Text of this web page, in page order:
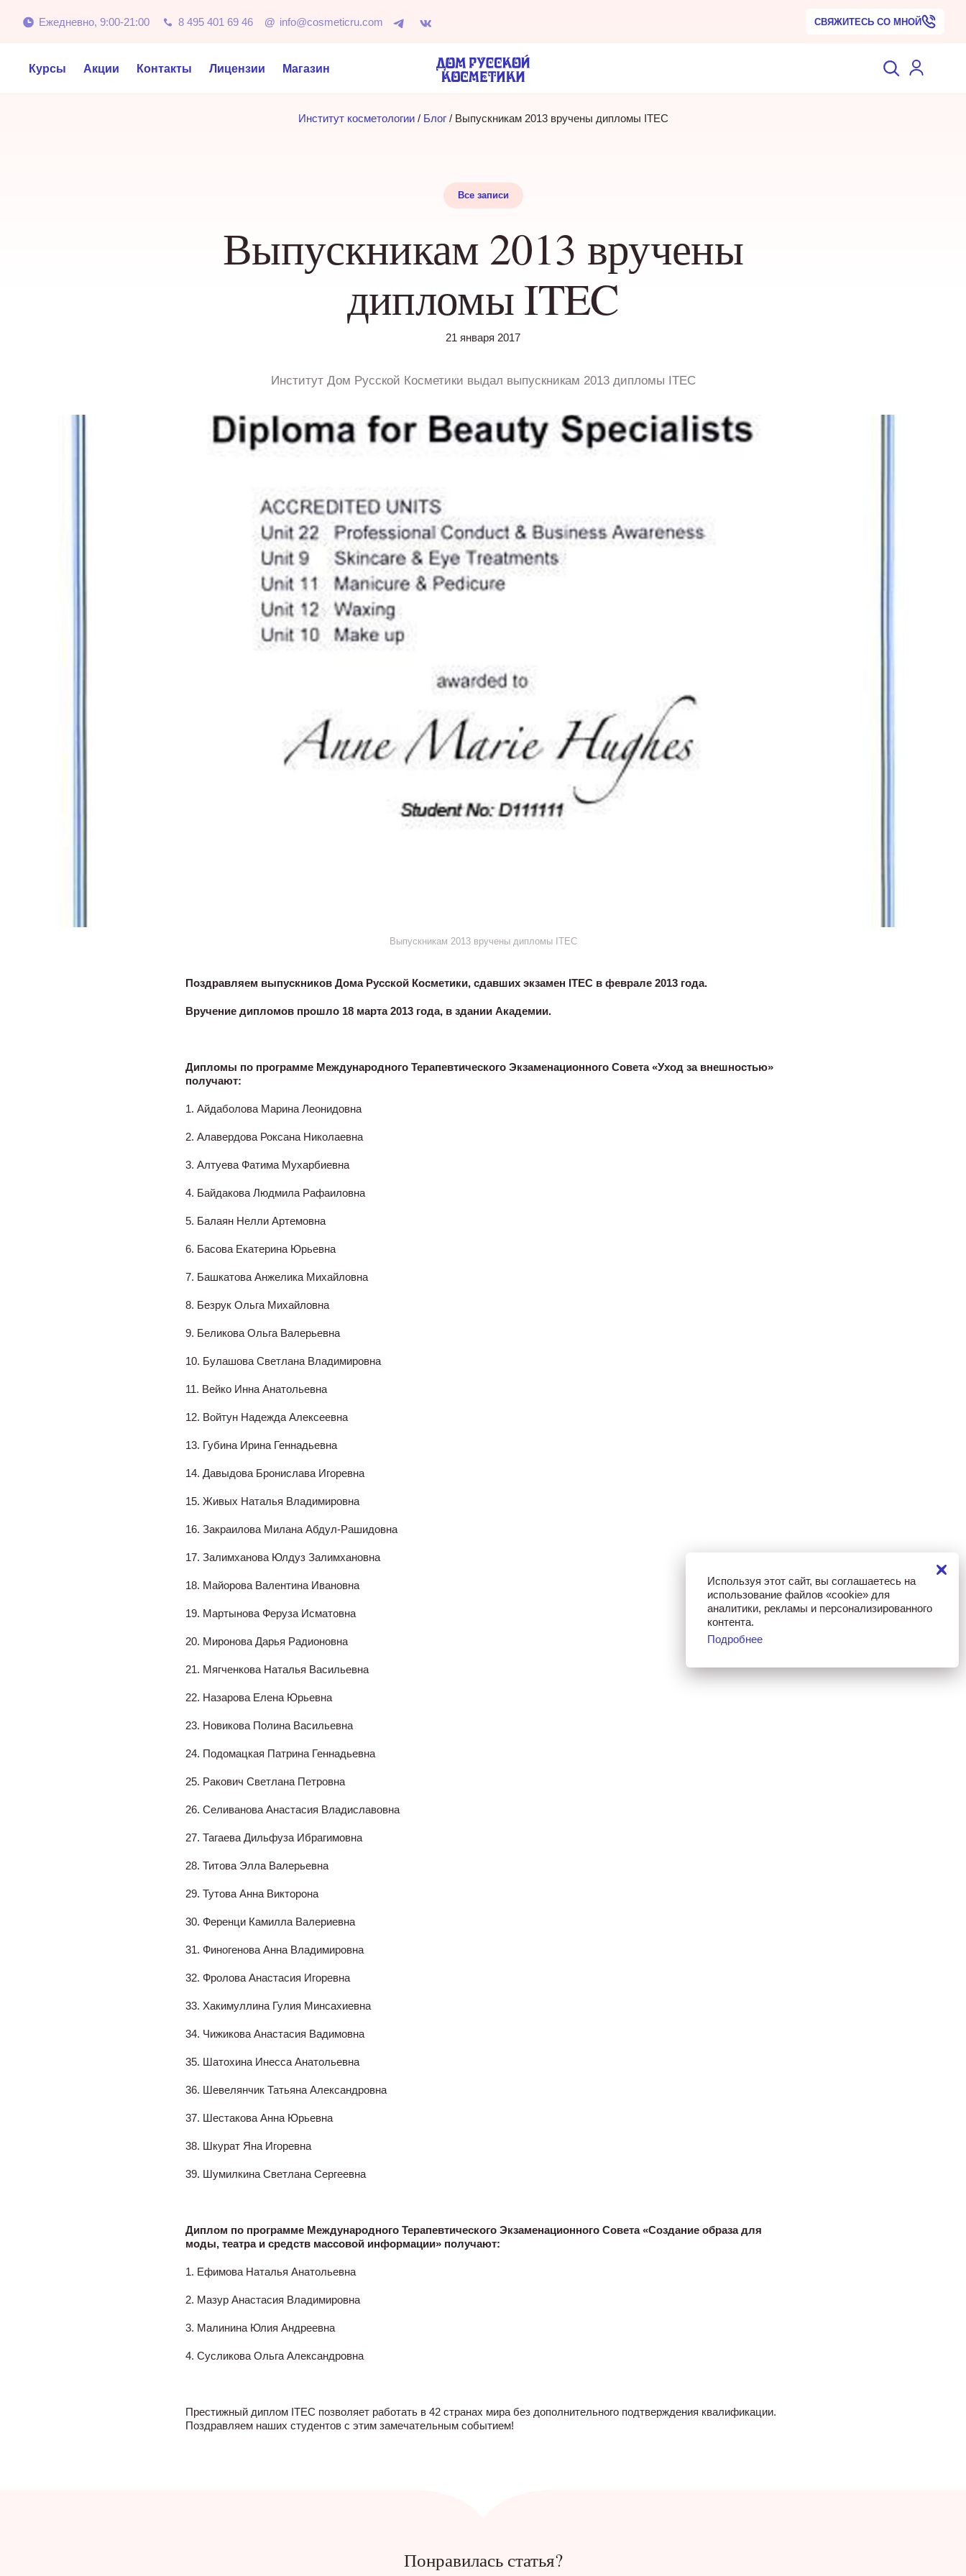
Ежедневно, 9:00-21:00 8 495 401 69 46 @ info@cosmeticru.com СВЯЖИТЕСЬ СО МНОЙ
Курсы Акции Контакты Лицензии Магазин
Институт косметологии / Блог / Выпускникам 2013 вручены дипломы ITEC
Все записи
Выпускникам 2013 вручены
дипломы ITEC
21 января 2017
Институт Дом Русской Косметики выдал выпускникам 2013 дипломы ITEC
Выпускникам 2013 вручены дипломы ITEC
Поздравляем выпускников Дома Русской Косметики, сдавших экзамен ITEC в феврале 2013 года.
Вручение дипломов прошло 18 марта 2013 года, в здании Академии.
Дипломы по программе Международного Терапевтического Экзаменационного Совета «Уход за внешностью»
получают:
1. Айдаболова Марина Леонидовна
2. Алавердова Роксана Николаевна
3. Алтуева Фатима Мухарбиевна
4. Байдакова Людмила Рафаиловна
5. Балаян Нелли Артемовна
6. Басова Екатерина Юрьевна
7. Башкатова Анжелика Михайловна
8. Безрук Ольга Михайловна
9. Беликова Ольга Валерьевна
10. Булашова Светлана Владимировна
11. Вейко Инна Анатольевна
12. Войтун Надежда Алексеевна
13. Губина Ирина Геннадьевна
14. Давыдова Бронислава Игоревна
15. Живых Наталья Владимировна
16. Закраилова Милана Абдул-Рашидовна
17. Залимханова Юлдуз Залимхановна
18. Майорова Валентина Ивановна
19. Мартынова Феруза Исматовна
20. Миронова Дарья Радионовна
21. Мягченкова Наталья Васильевна
22. Назарова Елена Юрьевна
23. Новикова Полина Васильевна
24. Подомацкая Патрина Геннадьевна
25. Ракович Светлана Петровна
26. Селиванова Анастасия Владиславовна
27. Тагаева Дильфуза Ибрагимовна
28. Титова Элла Валерьевна
29. Тутова Анна Викторона
30. Ференци Камилла Валериевна
31. Финогенова Анна Владимировна
32. Фролова Анастасия Игоревна
33. Хакимуллина Гулия Минсахиевна
34. Чижикова Анастасия Вадимовна
35. Шатохина Инесса Анатольевна
36. Шевелянчик Татьяна Александровна
37. Шестакова Анна Юрьевна
38. Шкурат Яна Игоревна
39. Шумилкина Светлана Сергеевна
Диплом по программе Международного Терапевтического Экзаменационного Совета «Создание образа для
моды, театра и средств массовой информации» получают:
1. Ефимова Наталья Анатольевна
2. Мазур Анастасия Владимировна
3. Малинина Юлия Андреевна
4. Сусликова Ольга Александровна
Престижный диплом ITEC позволяет работать в 42 странах мира без дополнительного подтверждения квалификации.
Поздравляем наших студентов с этим замечательным событием!
Понравилась статья?
Используя этот сайт, вы соглашаетесь на
использование файлов «cookie» для
аналитики, рекламы и персонализированного
контента.
Подробнее